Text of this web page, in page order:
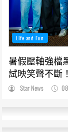
Life and Fun
暑假壓軸強檔
試映笑聲不斷
祥、張懷秋受封
Star News